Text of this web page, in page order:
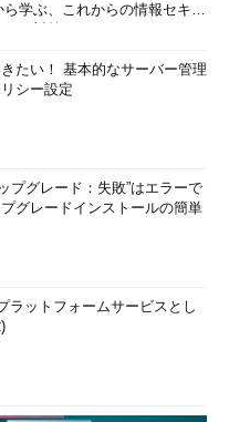
ら学ぶ、これからの情報セキュ
たい！ 基本的なサーバー管理
シー設定
プグレード：失敗”はエラーで
グレードインストールの簡単
ラットフォームサービスとし